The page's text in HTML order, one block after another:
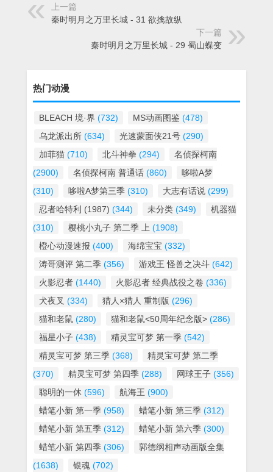
上一篇
秦时明月之万里长城 - 31 欲擒故纵
下一篇
秦时明月之万里长城 - 29 蜀山蝶变
热门动漫
BLEACH 境·界 (732) MS动画图鉴 (478)
乌龙派出所 (634) 光速蒙面侠21号 (290)
加菲猫 (710) 北斗神拳 (294)
名侦探柯南
(2900)
名侦探柯南 普通话 (860)
哆啦A梦
(310)
哆啦A梦第三季 (310) 大志有话说 (299)
忍者哈特利 (1987) (344) 未分类 (349)
机器猫
(310)
樱桃小丸子 第二季 上 (1908)
橙心动漫速报 (400) 海绵宝宝 (332)
涛哥测评 第二季 (356) 游戏王 怪兽之决斗 (642)
火影忍者 (1440) 火影忍者 经典战役之卷 (336)
犬夜叉 (334) 猎人×猎人 重制版 (296)
猫和老鼠 (280) 猫和老鼠<50周年纪念版> (286)
福星小子 (438) 精灵宝可梦 第一季 (542)
精灵宝可梦 第三季 (368)
精灵宝可梦 第二季
(370)
精灵宝可梦 第四季 (288) 网球王子 (356)
聪明的一休 (596) 航海王 (900)
蜡笔小新 第一季 (958) 蜡笔小新 第三季 (312)
蜡笔小新 第五季 (312) 蜡笔小新 第六季 (300)
蜡笔小新 第四季 (306)
郭德纲相声动画版全集
(1638)
银魂 (702)